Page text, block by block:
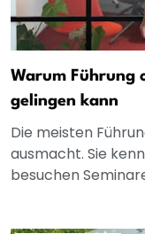
Warum Führung
gelingen kann
Die meisten
ausmacht. Sie
besuchen